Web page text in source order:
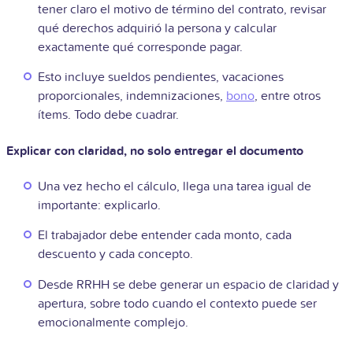
tener claro el motivo de término del contrato, revisar
qué derechos adquirió la persona y calcular
exactamente qué corresponde pagar.
Esto incluye sueldos pendientes, vacaciones
proporcionales, indemnizaciones, bono, entre otros
ítems. Todo debe cuadrar.
Explicar con claridad, no solo entregar el documento
Una vez hecho el cálculo, llega una tarea igual de
importante: explicarlo.
El trabajador debe entender cada monto, cada
descuento y cada concepto.
Desde RRHH se debe generar un espacio de claridad y
apertura, sobre todo cuando el contexto puede ser
emocionalmente complejo.